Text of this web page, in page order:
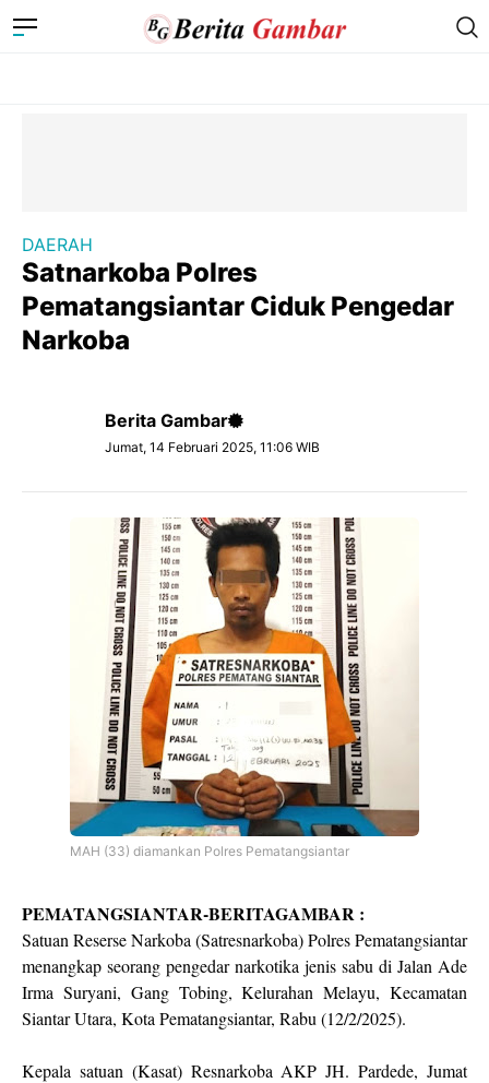
DAERAH
Satnarkoba Polres
Pematangsiantar Ciduk Pengedar
Narkoba
Berita Gambar
Jumat, 14 Februari 2025, 11:06 WIB
MAH (33) diamankan Polres Pematangsiantar
PEMATANGSIANTAR-BERITAGAMBAR :
Satuan Reserse Narkoba (Satresnarkoba) Polres Pematangsiantar
menangkap seorang pengedar narkotika jenis sabu di Jalan Ade
Irma Suryani, Gang Tobing, Kelurahan Melayu, Kecamatan
Siantar Utara, Kota Pematangsiantar, Rabu (12/2/2025).
Kepala satuan (Kasat) Resnarkoba AKP JH. Pardede, Jumat